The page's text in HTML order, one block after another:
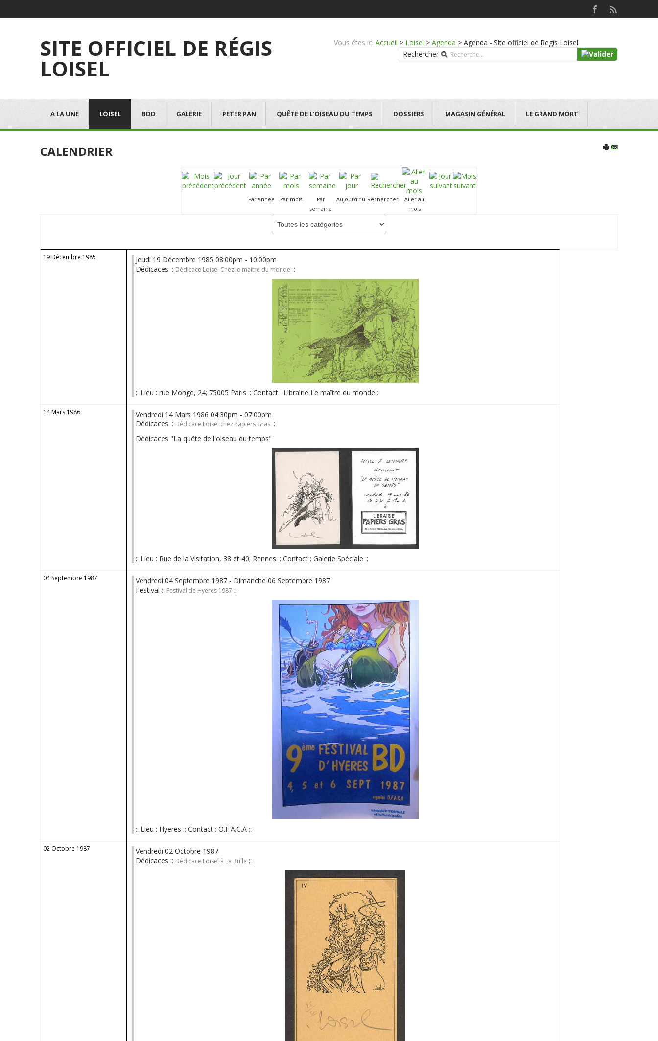
SITE OFFICIEL DE RÉGIS
LOISEL
Vous êtes ici Accueil > Loisel > Agenda > Agenda - Site officiel de Regis Loisel
Rechercher
A LA UNE LOISEL BDD GALERIE PETER PAN QUÊTE DE L'OISEAU DU TEMPS DOSSIERS MAGASIN GÉNÉRAL LE GRAND MORT
CALENDRIER
Par année Par mois
Par
semaine
Aujourd'hui Rechercher
Aller au
mois
19 Décembre 1985
Jeudi 19 Décembre 1985 08:00pm - 10:00pm
Dédicaces :: Dédicace Loisel Chez le maitre du monde ::
:: Lieu : rue Monge, 24; 75005 Paris :: Contact : Librairie Le maître du monde ::
14 Mars 1986
Vendredi 14 Mars 1986 04:30pm - 07:00pm
Dédicaces :: Dédicace Loisel chez Papiers Gras ::
Dédicaces "La quête de l'oiseau du temps"
:: Lieu : Rue de la Visitation, 38 et 40; Rennes :: Contact : Galerie Spéciale ::
04 Septembre 1987
Vendredi 04 Septembre 1987 - Dimanche 06 Septembre 1987
Festival :: Festival de Hyeres 1987 ::
:: Lieu : Hyeres :: Contact : O.F.A.C.A ::
02 Octobre 1987
Vendredi 02 Octobre 1987
Dédicaces :: Dédicace Loisel à La Bulle ::